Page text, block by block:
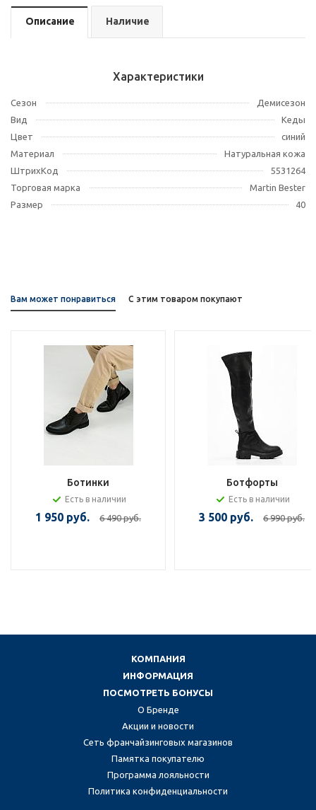
Описание Наличие
Характеристики
Сезон
Демисезон
Вид
Кеды
Цвет
синий
Материал
Натуральная кожа
ШтрихКод
5531264
Торговая марка
Martin Bester
Размер
40
Вам может понравиться С этим товаром покупают
Ботинки
Есть в наличии
1 950 руб. 6 490 руб.
Ботфорты
Есть в наличии
3 500 руб. 6 990 руб.
КОМПАНИЯ
ИНФОРМАЦИЯ
ПОСМОТРЕТЬ БОНУСЫ
О Бренде
Акции и новости
Сеть франчайзинговых магазинов
Памятка покупателю
Программа лояльности
Политика конфиденциальности